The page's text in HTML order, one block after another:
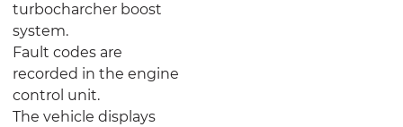
turbocharcher boost
system.
Fault codes are
recorded in the engine
control unit.
The vehicle displays